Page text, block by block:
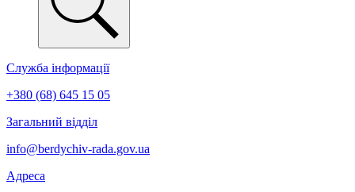
Служба інформації
+380 (68) 645 15 05
Загальний відділ
info@berdychiv-rada.gov.ua
Адреса